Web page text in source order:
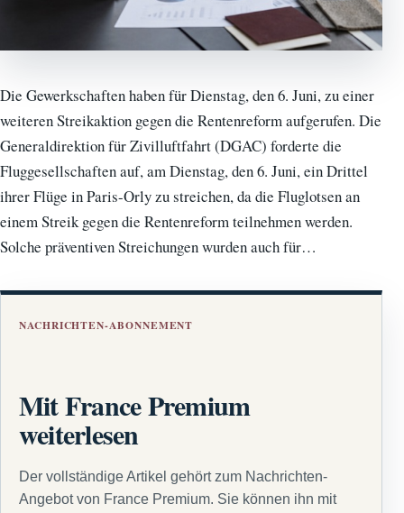
Die Gewerkschaften haben für Dienstag, den 6. Juni, zu einer
weiteren Streikaktion gegen die Rentenreform aufgerufen. Die
Generaldirektion für Zivilluftfahrt (DGAC) forderte die
Fluggesellschaften auf, am Dienstag, den 6. Juni, ein Drittel
ihrer Flüge in Paris-Orly zu streichen, da die Fluglotsen an
einem Streik gegen die Rentenreform teilnehmen werden.
Solche präventiven Streichungen wurden auch für…
NACHRICHTEN-ABONNEMENT
Mit France Premium
weiterlesen
Der vollständige Artikel gehört zum Nachrichten-
Angebot von France Premium. Sie können ihn mit